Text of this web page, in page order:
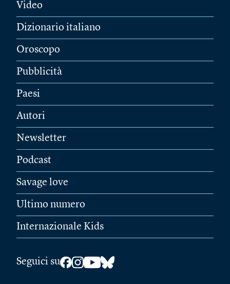
Video
Dizionario italiano
Oroscopo
Pubblicità
Paesi
Autori
Newsletter
Podcast
Savage love
Ultimo numero
Internazionale Kids
Seguici su